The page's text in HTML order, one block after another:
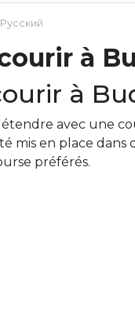
Русский
à
à
avec une
mis en place
préférés.